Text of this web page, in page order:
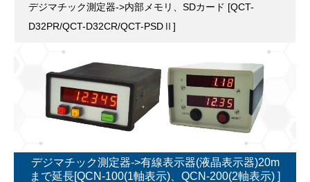
デジマチック測定器->内部メモリ、SDカード [QCT-
D32PR/QCT-D32CR/QCT-PSDⅡ]
デジマチック測定器->有線表示器(液晶表示器)20m
まで延長[QCN-100(1軸表示)、QCN-200(2軸表示) ]